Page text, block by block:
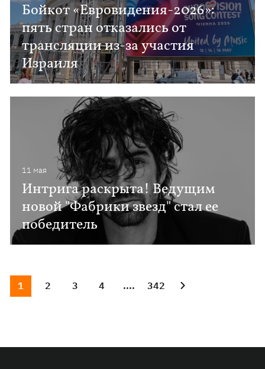
Бойкот «Евровидения-2026»:
пять стран отказались от
трансляции из-за участия
Израиля
11 мая
Интрига раскрыта! Ведущим
новой "Фабрики звезд" стал ее
победитель
1 2 3 4 .... 342